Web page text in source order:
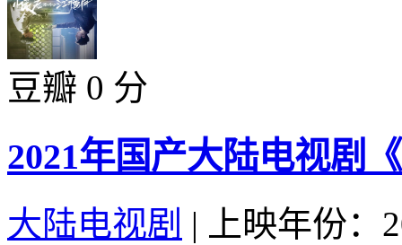
豆瓣 0 分
2021年国产大陆电视剧
大陆电视剧 |
上映年份：